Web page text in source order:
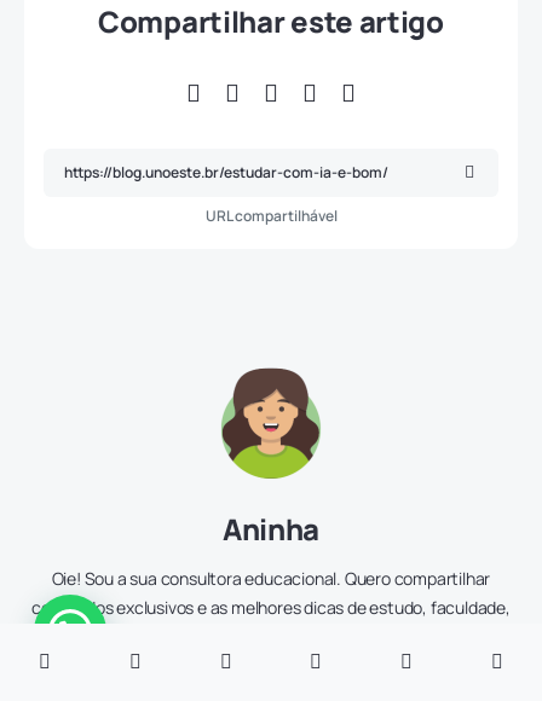
Compartilhar este artigo
URL compartilhável
Aninha
Oie! Sou a sua consultora educacional. Quero compartilhar
conteúdos exclusivos e as melhores dicas de estudo, faculdade,